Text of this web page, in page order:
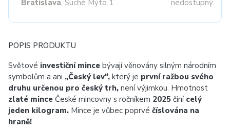
Bratislava, Suché Mýto 1 nedostupný
POPIS PRODUKTU
Světové investiční mince bývají věnovány silným národním
symbolům a ani „Český lev“, který je první ražbou svého
druhu určenou pro český trh, není výjimkou. Hmotnost
zlaté mince České mincovny s ročníkem 2025 činí celý
jeden kilogram. Mince je vůbec poprvé číslována na
hraně!